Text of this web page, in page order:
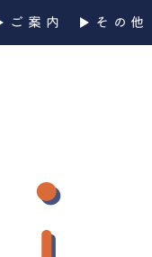
ご案内 その他